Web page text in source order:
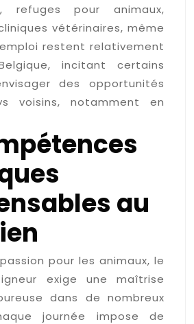
refuges pour animaux,
vétérinaires, même
restent relativement
incitant certains
des opportunités
voisins, notamment en
au
pour les animaux, le
exige une maîtrise
dans de nombreux
journée impose de